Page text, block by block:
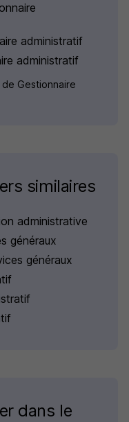
administratif
administratif
Gestionnaire
similaires
administrative
généraux
généraux
dans le